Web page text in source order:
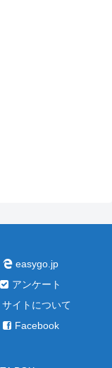
easygo.jp
アンケート
サイトについて
Facebook